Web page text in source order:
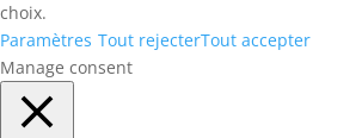
choix.
Paramètres Tout rejecterTout accepter
Manage consent